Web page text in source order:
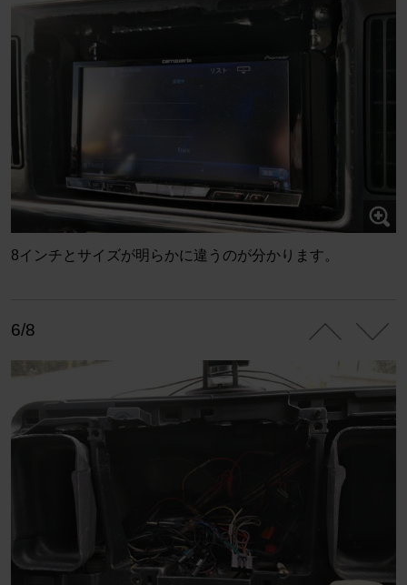
8インチとサイズが明らかに違うのが分かります。
6/8